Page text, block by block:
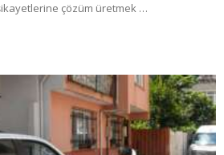
çözüm üretmek …